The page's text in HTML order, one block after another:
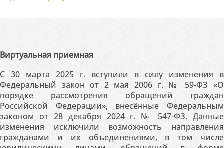
Виртуальная приемная
С 30 марта 2025 г. вступили в силу изменения в
Федеральный закон от 2 мая 2006 г. № 59-ФЗ «О
порядке рассмотрения обращений граждан
Российской Федерации», внесённые Федеральным
законом от 28 декабря 2024 г. № 547-ФЗ. Данные
изменения исключили возможность направления
гражданами и их объединениями, в том числе